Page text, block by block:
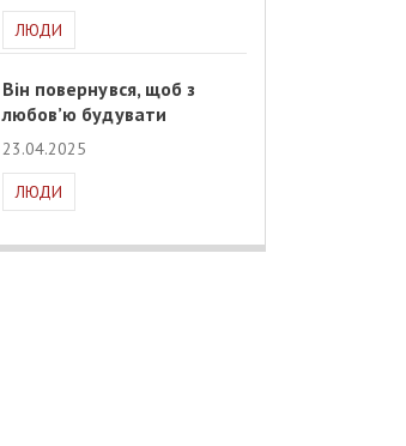
ЛЮДИ
Він повернувся, щоб з
любов’ю будувати
23.04.2025
ЛЮДИ